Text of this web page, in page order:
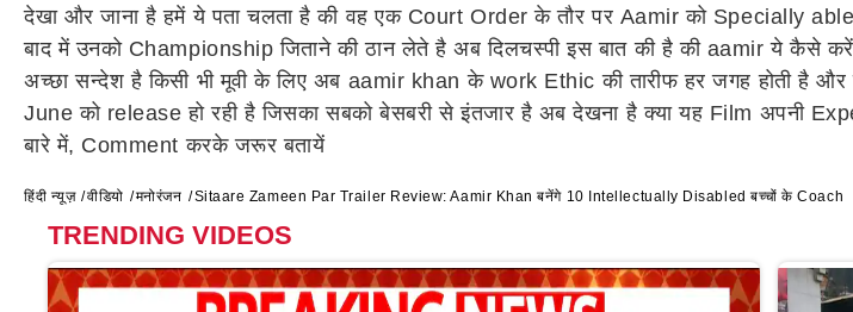
देखा और जाना है हमें ये पता चलता है की वह एक Court Order के तौर पर Aamir को Specially
बाद में उनको Championship जिताने की ठान लेते है अब दिलचस्पी इस बात की है की aamir ये
अच्छा सन्देश है किसी भी मूवी के लिए अब aamir khan के work Ethic की तारीफ हर जगह होती है
June को release हो रही है जिसका सबको बेसबरी से इंतजार है अब देखना है क्या यह Film अपनी
बारे में, Comment करके जरूर बतायें
हिंदी न्यूज़ वीडियो मनोरंजन Sitaare Zameen Par Trailer Review: Aamir Khan बनेंगे 10 Intellectually Disabled बच्चों के Coach
TRENDING VIDEOS